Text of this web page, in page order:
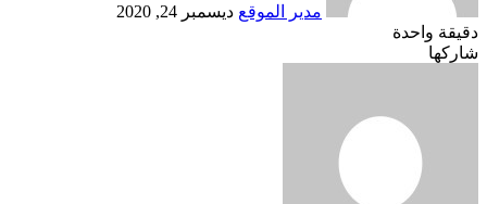
مدير الموقع ديسمبر 24, 2020
دقيقة واحدة
فيسبوك
‫X
لينكدإن
بينتيريست
Odnoklassniki
شاركها